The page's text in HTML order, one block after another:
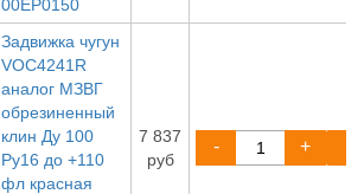
00EP0150
Задвижка чугун
VOC4241R
аналог МЗВГ
обрезиненный
клин Ду 100
Ру16 до +110
фл красная
7 837
руб
- +